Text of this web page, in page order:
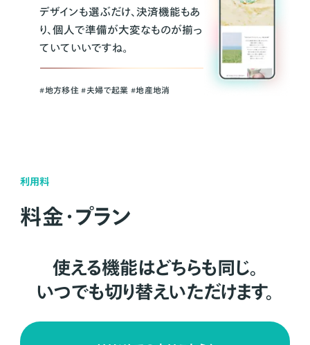
デザインも選ぶだけ、決済機能もあ
り、個人で準備が大変なものが揃っ
ていていいですね。
#地方移住 #夫婦で起業 #地産地消
利用料
料金・プラン
使える機能はどちらも同じ。
いつでも切り替えいただけます。